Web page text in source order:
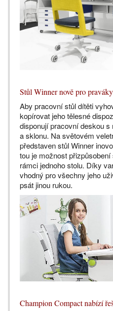
Stůl Winner nově pro
Aby pracovní stůl dítěti
kopírovat jeho tělesné
disponují pracovní deskou
a sklonu. Na světovém
představen stůl Winner
tou je možnost
rámci jednoho stolu. Díky
vhodný pro všechny jeho
psát jinou rukou.
Champion Compact nabízí